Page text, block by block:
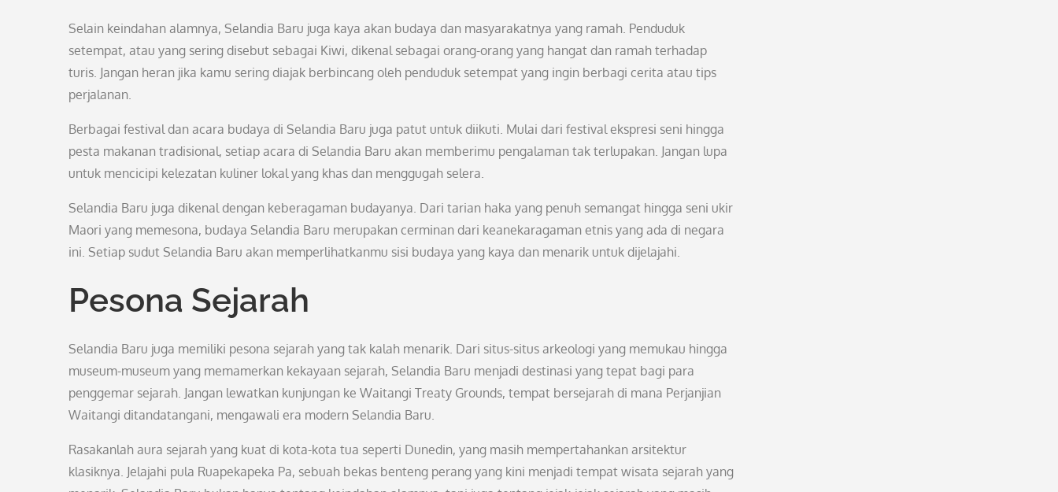
Selain keindahan alamnya, Selandia Baru juga kaya akan budaya dan masyarakatnya yang ramah. Penduduk
setempat, atau yang sering disebut sebagai Kiwi, dikenal sebagai orang-orang yang hangat dan ramah terhadap
turis. Jangan heran jika kamu sering diajak berbincang oleh penduduk setempat yang ingin berbagi cerita atau tips
perjalanan.
Berbagai festival dan acara budaya di Selandia Baru juga patut untuk diikuti. Mulai dari festival ekspresi seni hingga
pesta makanan tradisional, setiap acara di Selandia Baru akan memberimu pengalaman tak terlupakan. Jangan lupa
untuk mencicipi kelezatan kuliner lokal yang khas dan menggugah selera.
Selandia Baru juga dikenal dengan keberagaman budayanya. Dari tarian haka yang penuh semangat hingga seni ukir
Maori yang memesona, budaya Selandia Baru merupakan cerminan dari keanekaragaman etnis yang ada di negara
ini. Setiap sudut Selandia Baru akan memperlihatkanmu sisi budaya yang kaya dan menarik untuk dijelajahi.
Pesona Sejarah
Selandia Baru juga memiliki pesona sejarah yang tak kalah menarik. Dari situs-situs arkeologi yang memukau hingga
museum-museum yang memamerkan kekayaan sejarah, Selandia Baru menjadi destinasi yang tepat bagi para
penggemar sejarah. Jangan lewatkan kunjungan ke Waitangi Treaty Grounds, tempat bersejarah di mana Perjanjian
Waitangi ditandatangani, mengawali era modern Selandia Baru.
Rasakanlah aura sejarah yang kuat di kota-kota tua seperti Dunedin, yang masih mempertahankan arsitektur
klasiknya. Jelajahi pula Ruapekapeka Pa, sebuah bekas benteng perang yang kini menjadi tempat wisata sejarah yang